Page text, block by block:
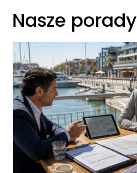
Nasze porady